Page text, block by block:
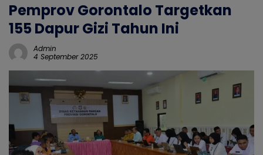
Pemprov Gorontalo Targetkan
155 Dapur Gizi Tahun Ini
Admin
4 September 2025